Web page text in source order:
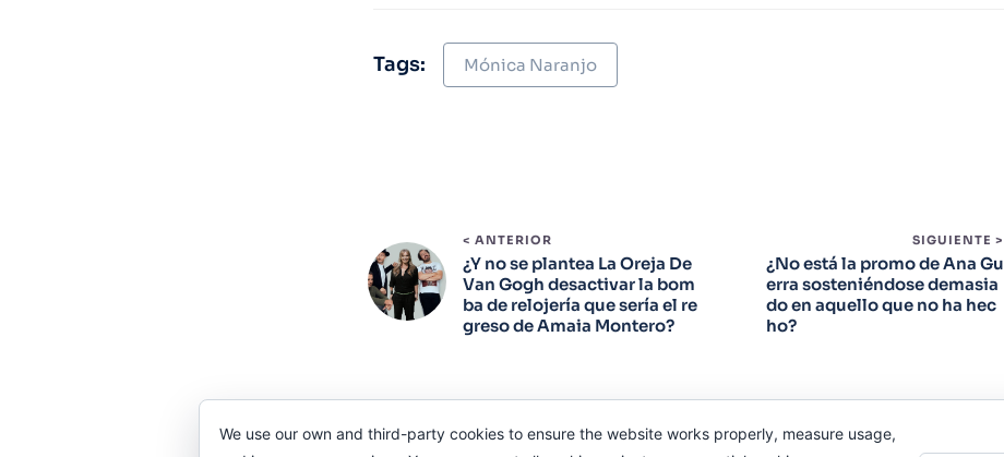
Tags: Mónica Naranjo
< ANTERIOR
¿Y no se plantea La Oreja De
Van Gogh desactivar la bom
ba de relojería que sería el re
greso de Amaia Montero?
SIGUIENTE >
¿No está la promo de Ana Gu
erra sosteniéndose demasia
do en aquello que no ha hec
ho?
We use our own and third-party cookies to ensure the website works properly, measure usage,